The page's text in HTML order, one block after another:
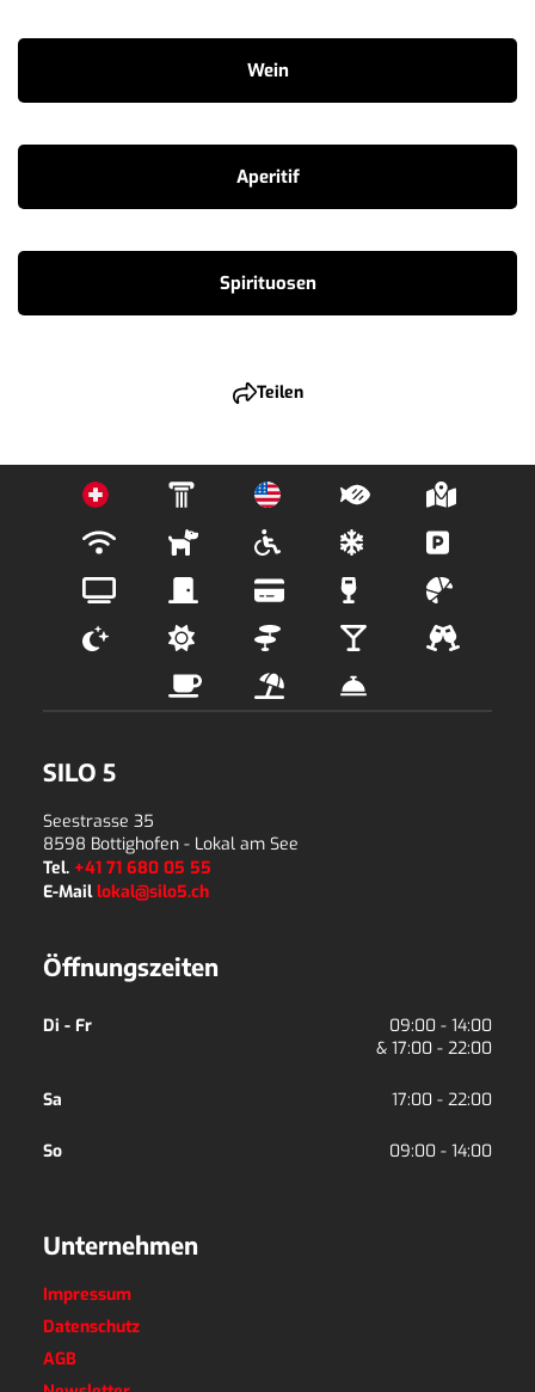
Wein
Aperitif
Spirituosen
Teilen
SILO 5
Seestrasse 35
8598 Bottighofen - Lokal am See
Tel. +41 71 680 05 55
E-Mail lokal@silo5.ch
Öffnungszeiten
Di - Fr
09:00 - 14:00
& 17:00 - 22:00
Sa 17:00 - 22:00
So 09:00 - 14:00
Unternehmen
Impressum
Datenschutz
AGB